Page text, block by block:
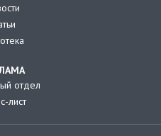
отдел
лист